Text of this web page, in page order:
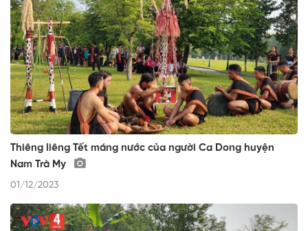
Thiêng liêng Tết máng nước của người Ca Dong huyện
Nam Trà My
01/12/2023